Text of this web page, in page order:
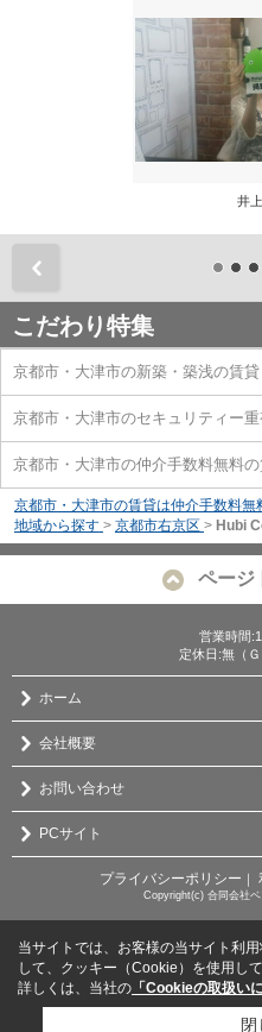
井
こだわり特集
京都市・大津市の新築・築浅の賃貸
京都市・大津市のセキュリティー
京都市・大津市の仲介手数料無料
京都市・大津市の賃貸は仲介手数料
地域から探す > 京都市右京区 > Hubi
ページ
営業時間
定休日:無（Ｇ
ホーム
会社概要
お問い合わせ
PCサイト
プライバシーポリシー
Copyright(c) 合同会社
当サイトでは、お客様の当サイト利
して、クッキー（Cookie）を使用して
詳しくは、当社の 「Cookieの取扱い
閉